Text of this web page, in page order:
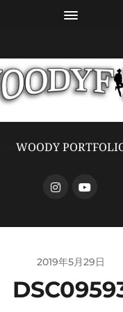
WOODY
2019年5月29日